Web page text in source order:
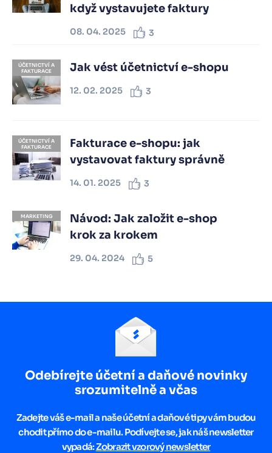
když vystavujete faktury
08. 04. 2025 3
ÚČETNICTVÍ A
FAKTURACE
Jak vést účetnictví e-shopu
12. 02. 2025 3
ÚČETNICTVÍ A
FAKTURACE
Fakturace e-shopu: jak
vystavovat faktury správně
14. 01. 2025 3
MARKETING
Návod: Jak založit e-shop
krok za krokem
29. 04. 2024 5
Odebírejte účetní a daňové novinky
srozumitelně a včas
Zadejte váš e-mail a naše účetní a daňové tipy vám budou
chodit přímo do e-mailu. Podívejte se, jak náš newsletter
vypadá:Zobrazit vzorový newsletter